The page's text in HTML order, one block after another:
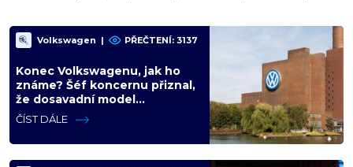
Volkswagen | PŘEČTENÍ: 3137
Konec Volkswagenu, jak ho
známe? Šéf koncernu přiznal,
že dosavadní model
nefunguje. Ekonom predikuje
čínské převzetí
ČÍST DÁLE